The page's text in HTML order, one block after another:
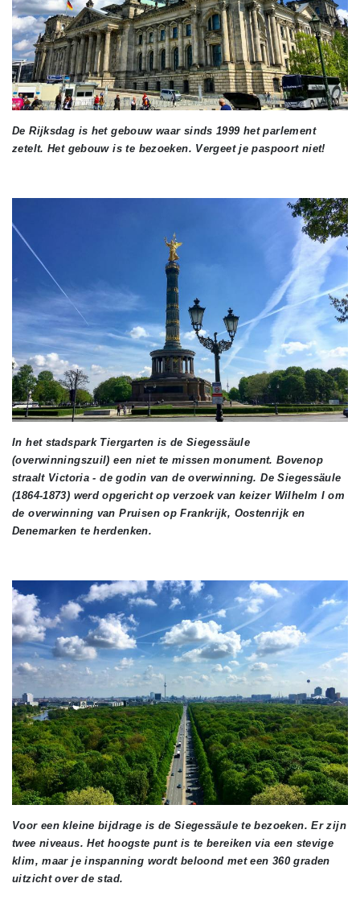
De Rijksdag is het gebouw waar sinds 1999 het parlement
zetelt. Het gebouw is te bezoeken. Vergeet je paspoort niet!
In het stadspark Tiergarten is de Siegessäule
(overwinningszuil) een niet te missen monument. Bovenop
straalt Victoria - de godin van de overwinning. De Siegessäule
(1864-1873) werd opgericht op verzoek van keizer Wilhelm I om
de overwinning van Pruisen op Frankrijk, Oostenrijk en
Denemarken te herdenken.
Voor een kleine bijdrage is de Siegessäule te bezoeken. Er zijn
twee niveaus. Het hoogste punt is te bereiken via een stevige
klim, maar je inspanning wordt beloond met een 360 graden
uitzicht over de stad.